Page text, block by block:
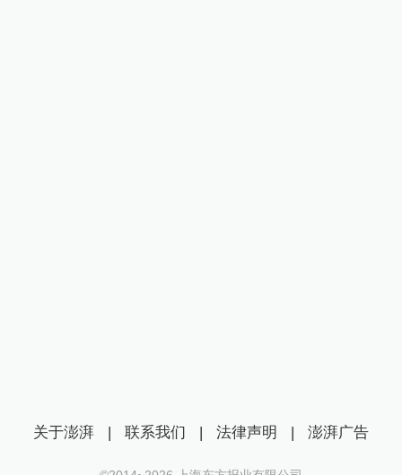
关于澎湃 | 联系我们 | 法律声明 | 澎湃广告